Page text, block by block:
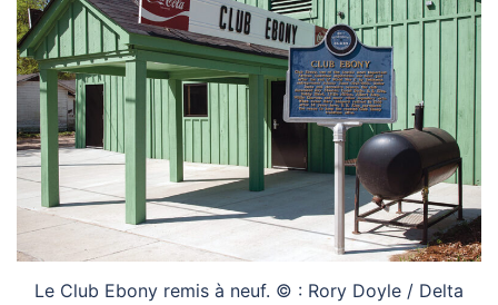
Le Club Ebony remis à neuf. © : Rory Doyle / Delta